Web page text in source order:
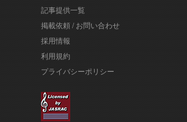
記事提供一覧
掲載依頼 / お問い合わせ
採用情報
利用規約
プライバシーポリシー